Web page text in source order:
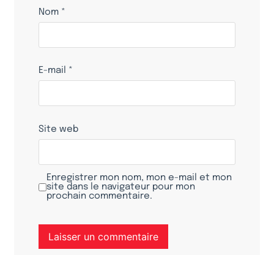
Nom *
E-mail *
Site web
Enregistrer mon nom, mon e-mail et mon
site dans le navigateur pour mon
prochain commentaire.